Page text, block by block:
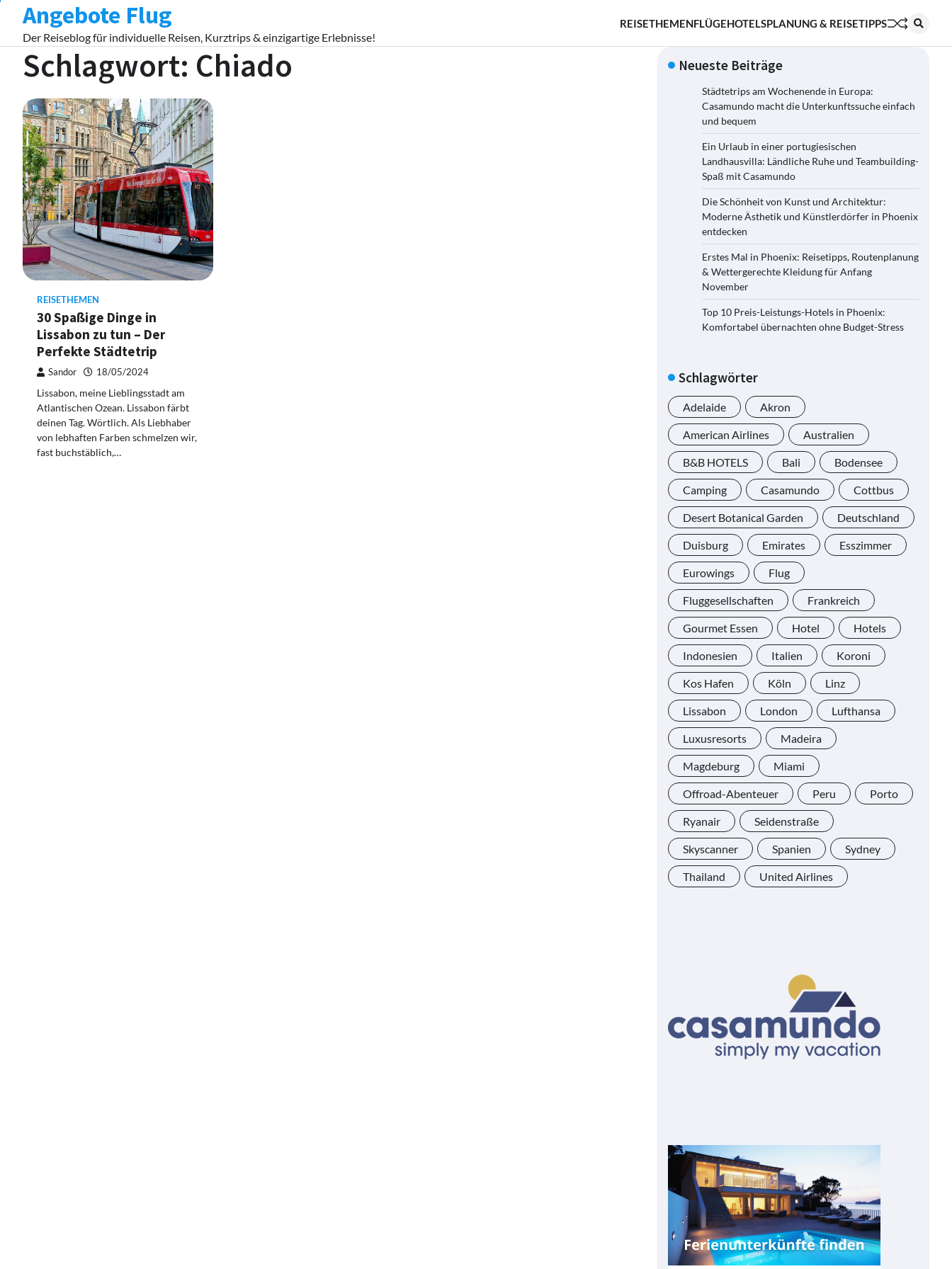
content
Angebote Flug
Der Reiseblog für individuelle Reisen, Kurztrips & einzigartige Erlebnisse!
REISETHEMENFLÜGEHOTELSPLANUNG & REISETIPPS
Schlagwort: Chiado
REISETHEMEN
30 Spaßige Dinge in
Lissabon zu tun – Der
Perfekte Städtetrip
Sandor 18/05/2024
Lissabon, meine Lieblingsstadt am
Atlantischen Ozean. Lissabon färbt
deinen Tag. Wörtlich. Als Liebhaber
von lebhaften Farben schmelzen wir,
fast buchstäblich,…
Neueste Beiträge
Städtetrips am Wochenende in Europa:
Casamundo macht die Unterkunftssuche einfach
und bequem
Ein Urlaub in einer portugiesischen
Landhausvilla: Ländliche Ruhe und Teambuilding-
Spaß mit Casamundo
Die Schönheit von Kunst und Architektur:
Moderne Ästhetik und Künstlerdörfer in Phoenix
entdecken
Erstes Mal in Phoenix: Reisetipps, Routenplanung
& Wettergerechte Kleidung für Anfang
November
Top 10 Preis-Leistungs-Hotels in Phoenix:
Komfortabel übernachten ohne Budget-Stress
Schlagwörter
Adelaide Akron
American Airlines Australien
B&B HOTELS Bali Bodensee
Camping Casamundo Cottbus
Desert Botanical Garden Deutschland
Duisburg Emirates Esszimmer
Eurowings Flug
Fluggesellschaften Frankreich
Gourmet Essen Hotel Hotels
Indonesien Italien Koroni
Kos Hafen Köln Linz
Lissabon London Lufthansa
Luxusresorts Madeira
Magdeburg Miami
Offroad-Abenteuer Peru Porto
Ryanair Seidenstraße
Skyscanner Spanien Sydney
Thailand United Airlines